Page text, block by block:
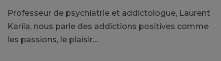
Professeur de psychiatrie et addictologue, Laurent
Karila, nous parle des addictions positives comme
les passions, le plaisir…